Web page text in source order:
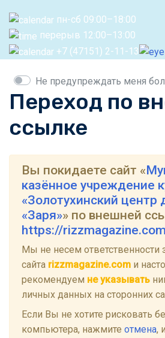
пн-сб 09:00–18:00
перерыв 12:00–13:00
+7 (47151) 2-11-13
Переход по
ссылке
Не предупреждать меня
Вы покидаете сайт «
казённое учреждение
«Золотухинский центр
«Заря»» по внешней
https://rizzmagazine.com
Мы не несем ответственности
сайта rizzmagazine.com и
рекомендуем не указывать
личных данных на сторонних
Если Вы не хотите рисковать
компьютера, нажмите отмена,